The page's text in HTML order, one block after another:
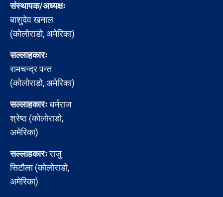
संस्थापक/अध्यक्षः
बाशुदेव खनाल
(कोलोराडो, अमेरिका)
सल्लाहकारः
रामचन्द्र पन्त
(कोलोराडो, अमेरिका)
सल्लाहकारःधर्मराज
श्रेष्ठ (कोलोराडो,
अमेरिका)
सल्लाहकारःराजु
सिटौला (कोलोराडो,
अमेरिका)